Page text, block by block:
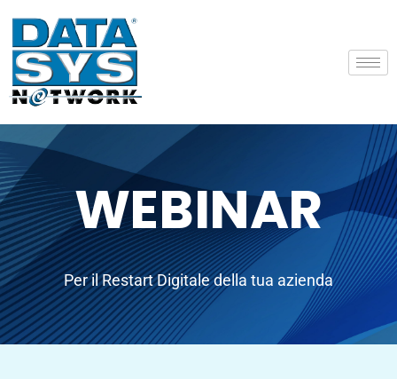
WEBINAR
Per il Restart Digitale della tua azienda